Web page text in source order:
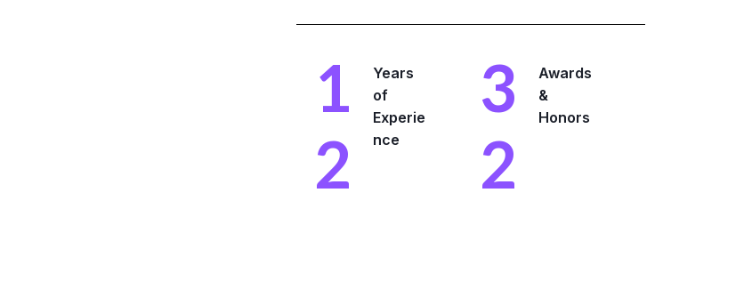
1
2
Years
of
Experie
nce
3
2
Awards
&
Honors